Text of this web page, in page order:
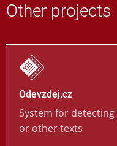
Other projects
Odevzdej.cz
System for
or other texts